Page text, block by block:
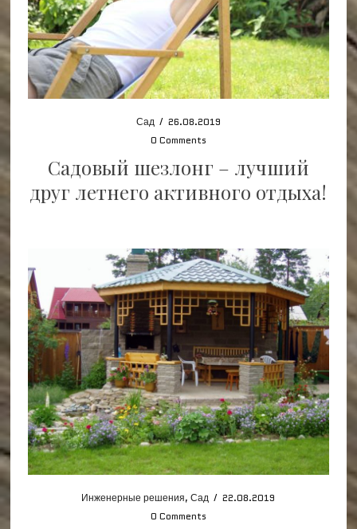
Сад / 26.08.2019
0 Comments
Садовый шезлонг – лучший
друг летнего активного отдыха!
Инженерные решения,Сад / 22.08.2019
0 Comments